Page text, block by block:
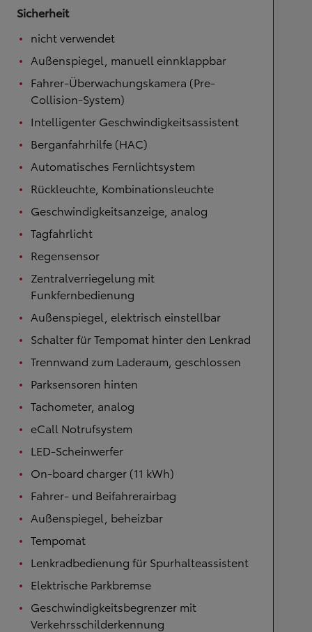
Sicherheit
nicht verwendet
Außenspiegel, manuell einnklappbar
Fahrer-Überwachungskamera (Pre-
Collision-System)
Intelligenter Geschwindigkeitsassistent
Berganfahrhilfe (HAC)
Automatisches Fernlichtsystem
Rückleuchte, Kombinationsleuchte
Geschwindigkeitsanzeige, analog
Tagfahrlicht
Regensensor
Zentralverriegelung mit
Funkfernbedienung
Außenspiegel, elektrisch einstellbar
Schalter für Tempomat hinter den Lenkrad
Trennwand zum Laderaum, geschlossen
Parksensoren hinten
Tachometer, analog
eCall Notrufsystem
LED-Scheinwerfer
On-board charger (11 kWh)
Fahrer- und Beifahrerairbag
Außenspiegel, beheizbar
Tempomat
Lenkradbedienung für Spurhalteassistent
Elektrische Parkbremse
Geschwindigkeitsbegrenzer mit
Verkehrsschilderkennung